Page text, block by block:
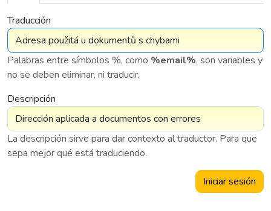
Traducción
Palabras entre símbolos %, como %email%, son variables y
no se deben eliminar, ni traducir.
Descripción
La descripción sirve para dar contexto al traductor. Para que
sepa mejor qué está traduciendo.
Iniciar sesión